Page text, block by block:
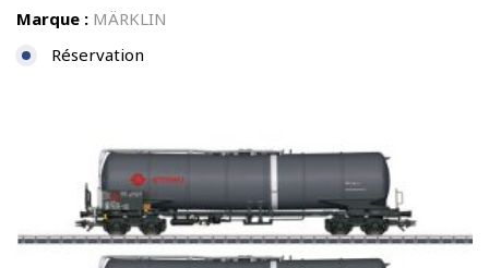
Marque : MÄRKLIN
Réservation